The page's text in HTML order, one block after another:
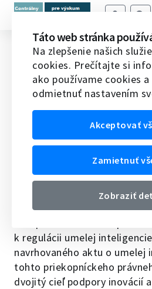
Legal SIG meeting
Domov Veda v EÚ
Novinky
Legal SIG meeting #4
k regulácii umelej
navrhovaného aktu o umelej
tohto priekopníckeho
dvojitý cieľ podpory inovácií
Táto web stránka
Na zlepšenie našich
cookies. Prečítajte si
ako používame cookies
odmietnuť nastavením
Akceptovať
Zamietnuť
Zobraziť